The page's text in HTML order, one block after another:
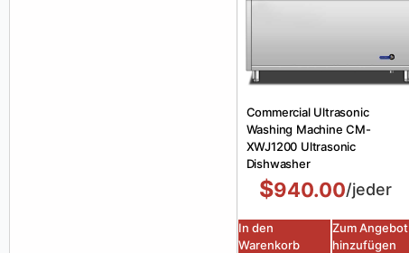
Commercial Ultrasonic
Washing Machine CM-
XWJ1200 Ultrasonic
Dishwasher
$940.00/jeder
In den
Warenkorb
Zum Angebot
hinzufügen